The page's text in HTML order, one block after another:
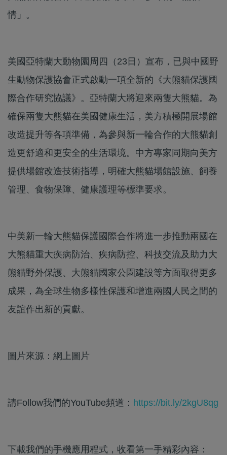
情」。
美國亞特蘭大動物園周四（23日）宣布，已與中國野
生動物保護協會正式啟動一項全新的《大熊貓保護國
際合作研究協議》。亞特蘭大將迎來兩隻大熊貓。為
確保兩隻大熊貓在美國健康生活，美方積極開展場館
改造提升等各項準備，為參與新一輪合作的大熊貓創
造更舒適和更安全的生活環境。中方專家同期向美方
提供場館改造技術指導，明確大熊貓場館設施、飼養
管理、食物保障、健康護理等標準要求。
中美新一輪大熊貓保護國際合作將進一步推動兩國在
大熊貓重大疾病防治、疾病防控、科技交流及助力大
熊貓野外保護、大熊貓國家公園建設等方面取得更多
成果，為全球生物多樣性保護和增進兩國人民之間的
友誼作出新的貢獻。
圖片來源：網上圖片
請Follow我們的YouTube頻道： https://bit.ly/2kgU8qg
下載我們的手機應用程式，收看第一手精彩內容：